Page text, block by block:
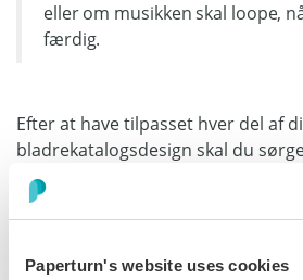
Paperturn's website uses cookies
eller om musikken skal loope,
færdig.
Efter at have tilpasset hver del af
bladrekatalogsdesign skal du
Offentliggør ændringer